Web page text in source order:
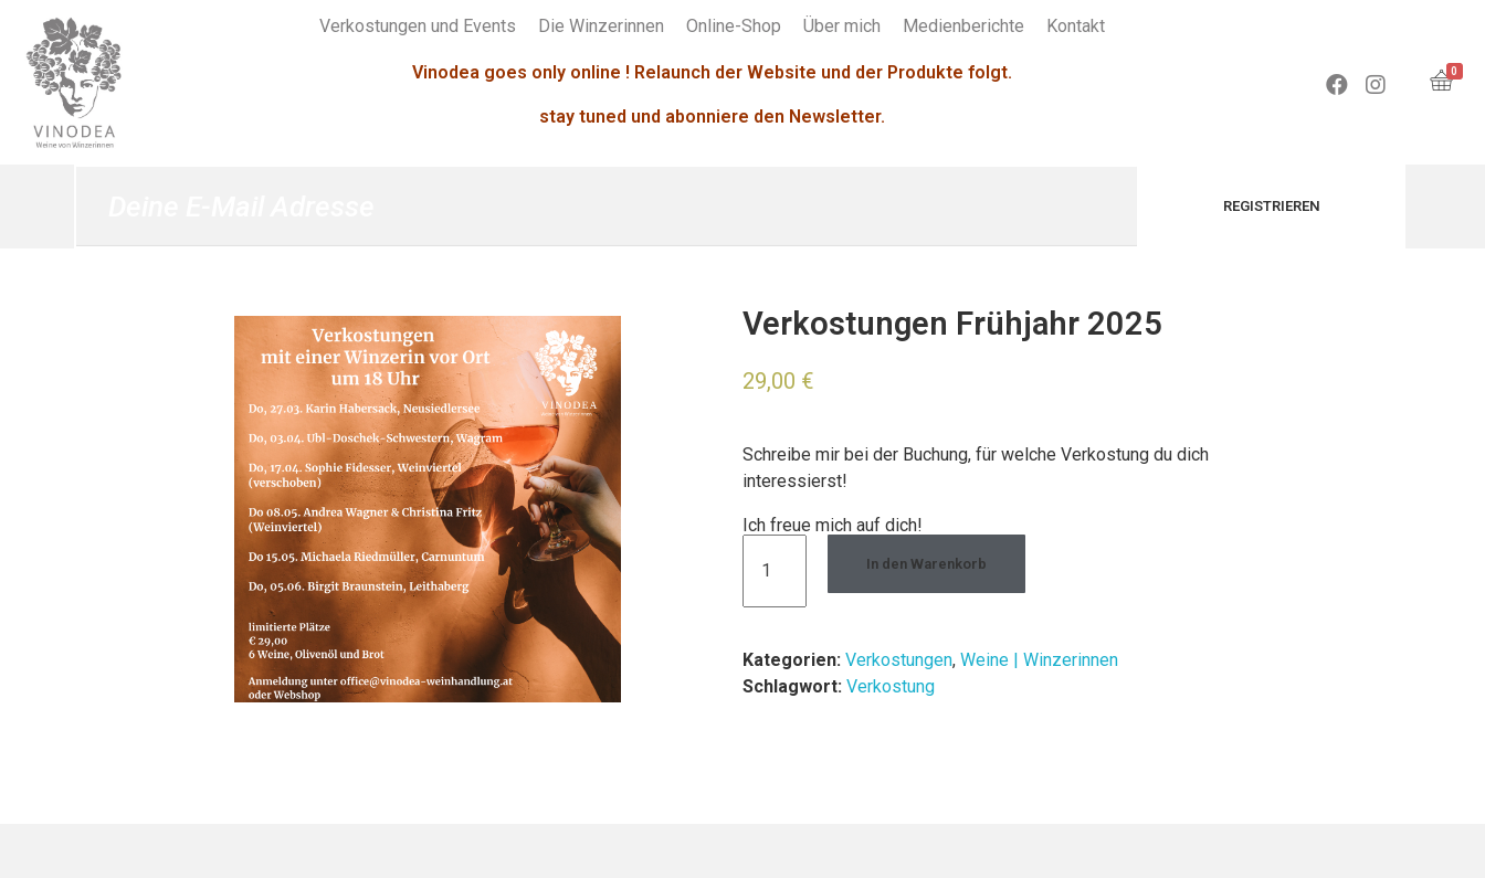
Verkostungen und Events Die Winzerinnen Online-Shop Über mich Medienberichte Kontakt
Vinodea goes only online ! Relaunch der Website und der Produkte folgt.
stay tuned und abonniere den Newsletter.
0
Verkostungen Frühjahr 2025
29,00 €
Schreibe mir bei der Buchung, für welche Verkostung du dich
interessierst!
Ich freue mich auf dich!
In den Warenkorb
Kategorien: Verkostungen, Weine | Winzerinnen
Schlagwort: Verkostung